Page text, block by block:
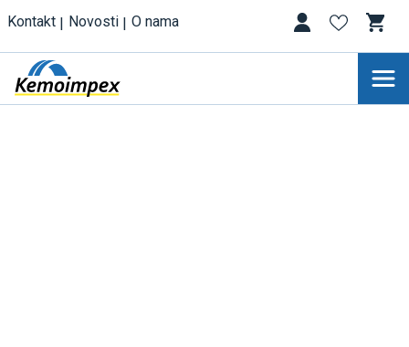
Kontakt Novosti O nama